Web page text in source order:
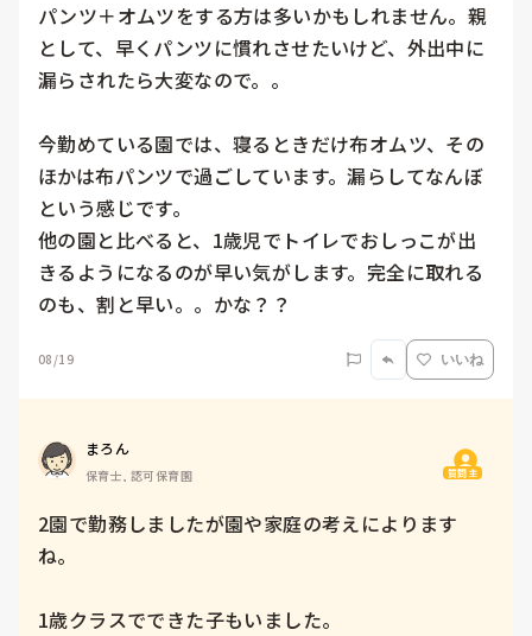
パンツ＋オムツをする方は多いかもしれません。親
として、早くパンツに慣れさせたいけど、外出中に
漏らされたら大変なので。。
今勤めている園では、寝るときだけ布オムツ、その
ほかは布パンツで過ごしています。漏らしてなんぼ
という感じです。
他の園と比べると、1歳児でトイレでおしっこが出
きるようになるのが早い気がします。完全に取れる
のも、割と早い。。かな？？
08/19 いいね
まろん
保育士, 認可保育園 質問主
2園で勤務しましたが園や家庭の考えによります
ね。
1歳クラスでできた子もいました。